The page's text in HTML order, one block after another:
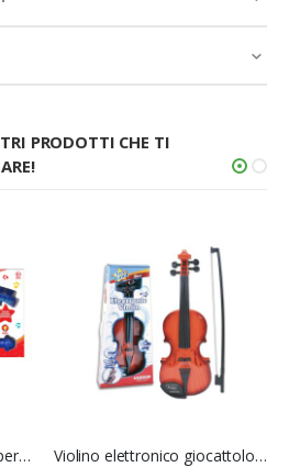
PRODOTTI CHE TI
Chitarra con Luci e Suoni per Bambini - Mazzeo Giocattoli Violino elettronico giocattolo - Bontempi